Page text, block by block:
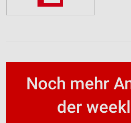
Noch mehr
der